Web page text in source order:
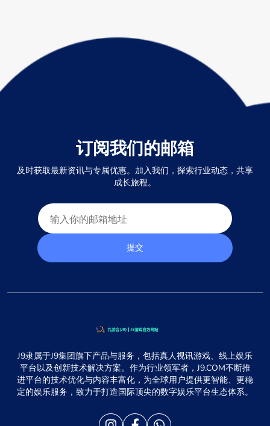
订阅我们的邮箱
及时获取最新资讯与专属优惠。加入我们，探索行业动态，共享
成长旅程。
提交
J9隶属于J9集团旗下产品与服务，包括真人视讯游戏、线上娱乐
平台以及创新技术解决方案。作为行业领军者，J9.COM不断推
进平台的技术优化与内容丰富化，为全球用户提供更智能、更稳
定的娱乐服务，致力于打造国际顶尖的数字娱乐平台生态体系。